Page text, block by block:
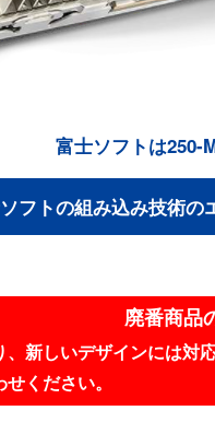
富士ソフトは250-
フトの組み込み技術の
廃番商品
新しいデザインには対
ください。